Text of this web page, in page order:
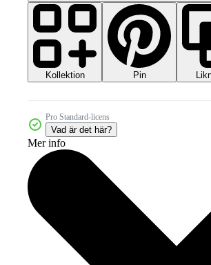
Kollektion Pin
Pro Standard-licens
Vad är det här?
Mer info